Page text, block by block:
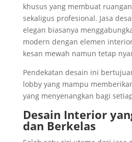
khusus yang membuat
sekaligus profesional. Jasa
elegan biasanya
modern dengan elemen
kesan mewah namun tetap
Pendekatan desain ini
lobby yang mampu
yang menyenangkan bagi
Desain Interior
dan Berkelas